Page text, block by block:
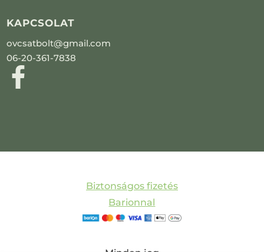
KAPCSOLAT
ovcsatbolt@gmail.com
06-20-361-7838
Biztonságos fizetés
Barionnal